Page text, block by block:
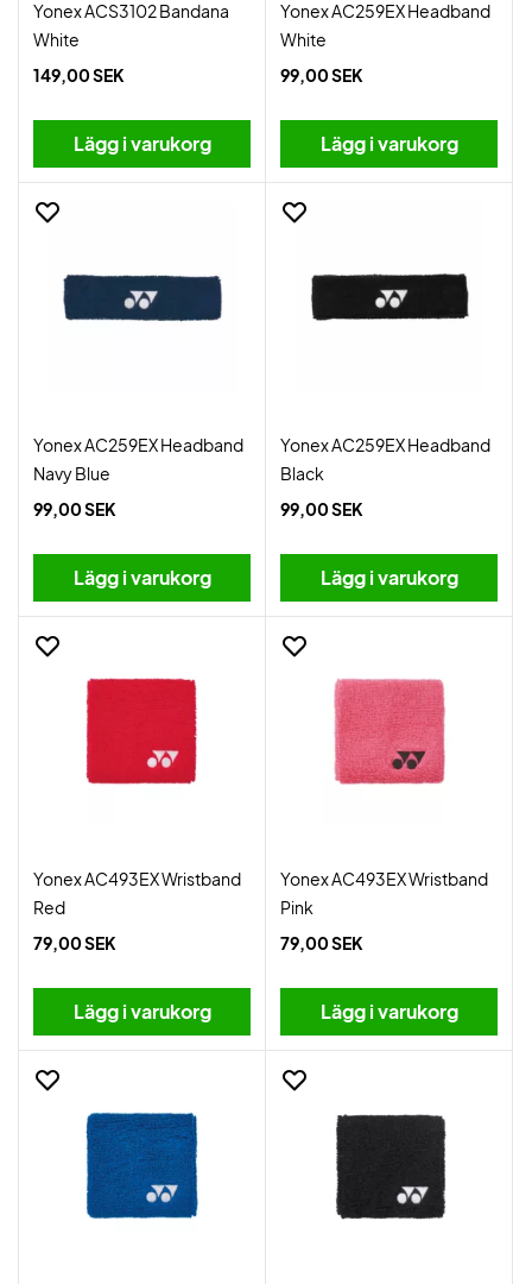
Yonex ACS3102 Bandana
White
149,00 SEK
Lägg i varukorg
Yonex AC259EX Headband
White
99,00 SEK
Lägg i varukorg
Yonex AC259EX Headband
Navy Blue
99,00 SEK
Lägg i varukorg
Yonex AC259EX Headband
Black
99,00 SEK
Lägg i varukorg
Yonex AC493EX Wristband
Red
79,00 SEK
Lägg i varukorg
Yonex AC493EX Wristband
Pink
79,00 SEK
Lägg i varukorg